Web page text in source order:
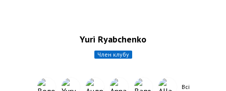
Yuri Ryabchenko
член клубу
Всі